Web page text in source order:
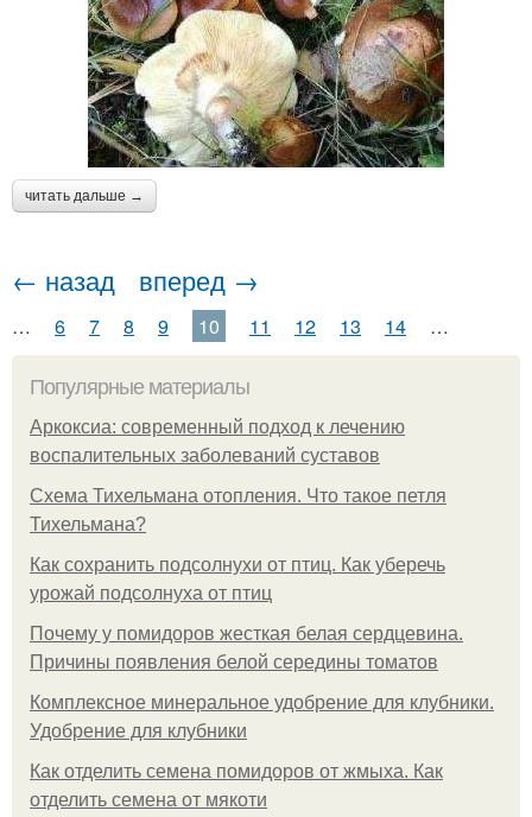
читать дальше →
← назад вперед →
… 6 7 8 9 10 11 12 13 14 …
Популярные материалы
Аркоксиа: современный подход к лечению
воспалительных заболеваний суставов
Схема Тихельмана отопления. Что такое петля
Тихельмана?
Как сохранить подсолнухи от птиц. Как уберечь
урожай подсолнуха от птиц
Почему у помидоров жесткая белая сердцевина.
Причины появления белой середины томатов
Комплексное минеральное удобрение для клубники.
Удобрение для клубники
Как отделить семена помидоров от жмыха. Как
отделить семена от мякоти